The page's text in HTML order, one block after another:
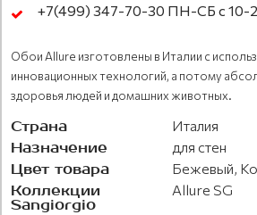
+7(499) 347-70-30 ПН-СБ с 10-
Обои Allure изготовлены в Италии с
инновационных технологий, а потому
здоровья людей и домашних животных.
Страна Италия
Назначение для стен
Цвет товара Бежевый,
Коллекции
Sangiorgio
Allure SG